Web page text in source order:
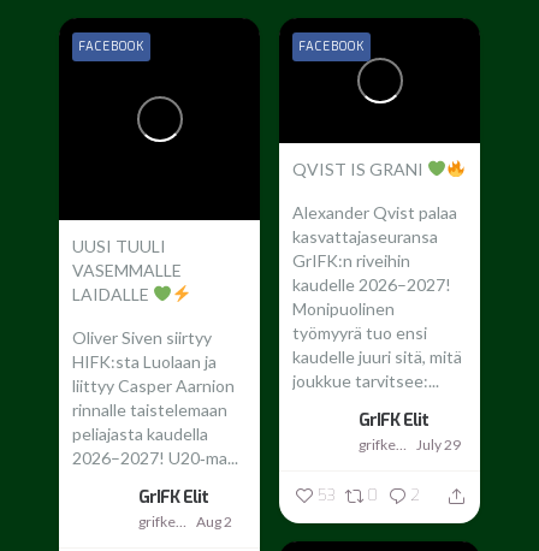
UUSI TUULI
VASEMMALLE
LAIDALLE
Oliver Siven siirtyy
HIFK:sta Luolaan ja
liittyy Casper Aarnion
rinnalle taistelemaan
peliajasta kaudella
2026–2027! U20‑ma...
GrIFK Elit
grifkelit Aug 2
FACEBOOK
QVIST IS GRANI
Alexander Qvist palaa
kasvattajaseuransa
GrIFK:n riveihin
kaudelle 2026–2027!
Monipuolinen
työmyyrä tuo ensi
kaudelle juuri sitä, mitä
joukkue tarvitsee:...
GrIFK Elit
grifkelit July 29
FACEBOOK
53 0 2